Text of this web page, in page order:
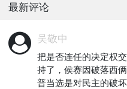
最新评论
吴敬中
把是否连任的决定权
持了，侯赛因破落西
普当选是对民主的破